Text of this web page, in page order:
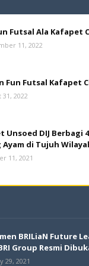
Futsal Ala Kafapet
11, 2022
Fun Futsal Kafapet
31, 2022
Unsoed DIJ Berbagi
Ayam di Tujuh
11, 2021
BRILiaN Future
Group Resmi
29, 2021